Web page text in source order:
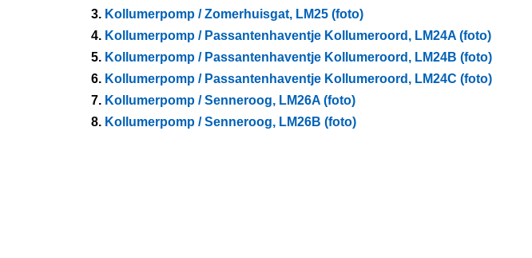
3. Kollumerpomp / Zomerhuisgat, LM25 (foto)
4. Kollumerpomp / Passantenhaventje Kollumeroord, LM24A (foto)
5. Kollumerpomp / Passantenhaventje Kollumeroord, LM24B (foto)
6. Kollumerpomp / Passantenhaventje Kollumeroord, LM24C (foto)
7. Kollumerpomp / Senneroog, LM26A (foto)
8. Kollumerpomp / Senneroog, LM26B (foto)